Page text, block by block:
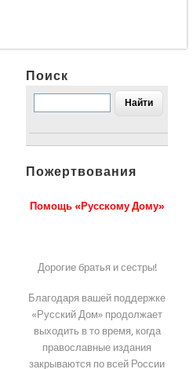
Поиск
Пожертвования
Помощь «Русскому Дому»
Дорогие братья и сестры!
Благодаря вашей поддержке
«Русский Дом» продолжает
выходить в то время, когда
православные издания
закрываются по всей России